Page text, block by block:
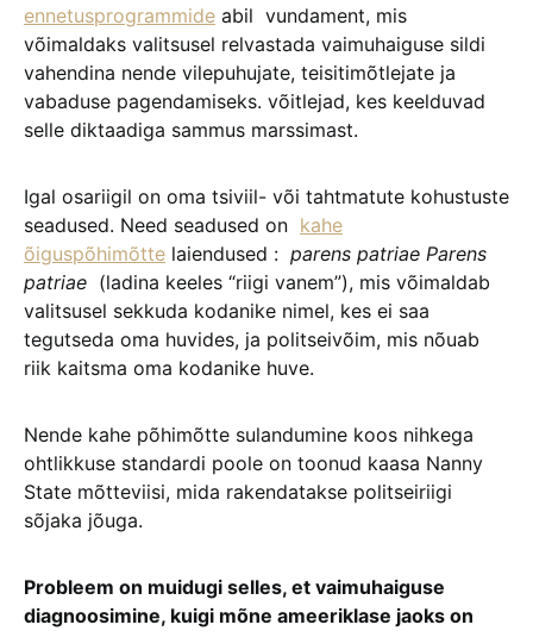
ennetusprogrammide abil vundament, mis
võimaldaks valitsusel relvastada vaimuhaiguse sildi
vahendina nende vilepuhujate, teisitimõtlejate ja
vabaduse pagendamiseks. võitlejad, kes keelduvad
selle diktaadiga sammus marssimast.
Igal osariigil on oma tsiviil- või tahtmatute kohustuste
seadused. Need seadused on kahe
õiguspõhimõtte laiendused : parens patriae Parens
patriae (ladina keeles “riigi vanem”), mis võimaldab
valitsusel sekkuda kodanike nimel, kes ei saa
tegutseda oma huvides, ja politseivõim, mis nõuab
riik kaitsma oma kodanike huve.
Nende kahe põhimõtte sulandumine koos nihkega
ohtlikkuse standardi poole on toonud kaasa Nanny
State mõtteviisi, mida rakendatakse politseiriigi
sõjaka jõuga.
Probleem on muidugi selles, et vaimuhaiguse
diagnoosimine, kuigi mõne ameeriklase jaoks on